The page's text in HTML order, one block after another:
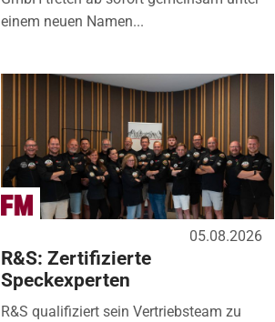
einem neuen Namen...
05.08.2026
R&S: Zertifizierte
Speckexperten
R&S qualifiziert sein Vertriebsteam zu